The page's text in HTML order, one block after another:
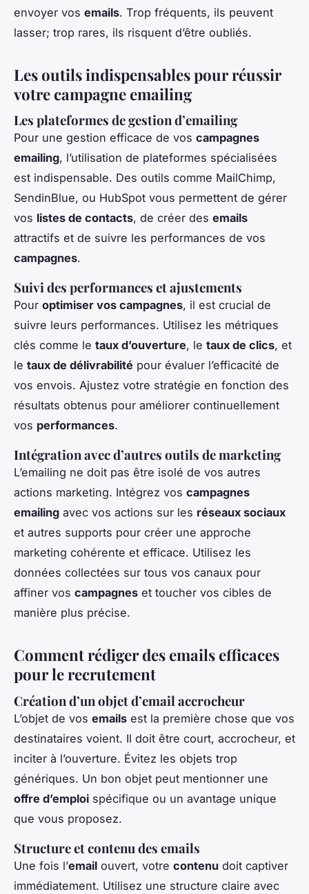
envoyer vos emails. Trop fréquents, ils peuvent
lasser; trop rares, ils risquent d’être oubliés.
Les outils indispensables pour réussir
votre campagne emailing
Les plateformes de gestion d’emailing
Pour une gestion efficace de vos campagnes
emailing, l’utilisation de plateformes spécialisées
est indispensable. Des outils comme MailChimp,
SendinBlue, ou HubSpot vous permettent de gérer
vos listes de contacts, de créer des emails
attractifs et de suivre les performances de vos
campagnes.
Suivi des performances et ajustements
Pour optimiser vos campagnes, il est crucial de
suivre leurs performances. Utilisez les métriques
clés comme le taux d’ouverture, le taux de clics, et
le taux de délivrabilité pour évaluer l’efficacité de
vos envois. Ajustez votre stratégie en fonction des
résultats obtenus pour améliorer continuellement
vos performances.
Intégration avec d’autres outils de marketing
L’emailing ne doit pas être isolé de vos autres
actions marketing. Intégrez vos campagnes
emailing avec vos actions sur les réseaux sociaux
et autres supports pour créer une approche
marketing cohérente et efficace. Utilisez les
données collectées sur tous vos canaux pour
affiner vos campagnes et toucher vos cibles de
manière plus précise.
Comment rédiger des emails efficaces
pour le recrutement
Création d’un objet d’email accrocheur
L’objet de vos emails est la première chose que vos
destinataires voient. Il doit être court, accrocheur, et
inciter à l’ouverture. Évitez les objets trop
génériques. Un bon objet peut mentionner une
offre d’emploi spécifique ou un avantage unique
que vous proposez.
Structure et contenu des emails
Une fois l’email ouvert, votre contenu doit captiver
immédiatement. Utilisez une structure claire avec